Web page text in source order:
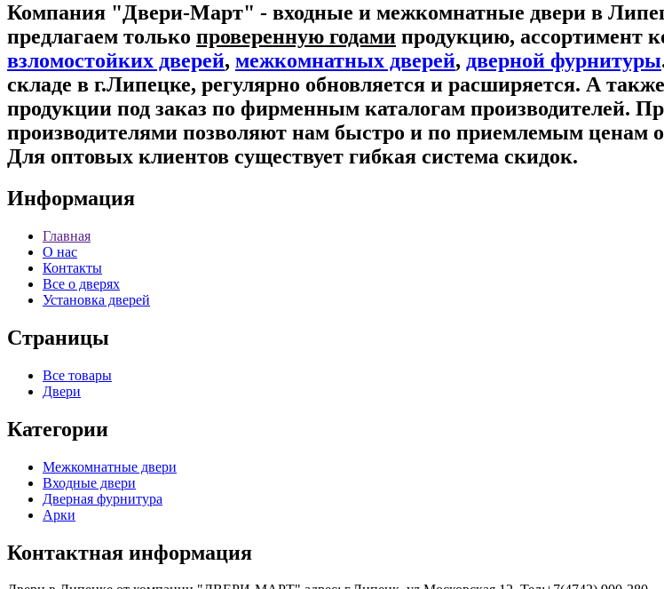
Компания "Двери-Март" - входные и межкомнатные двери в
предлагаем только проверенную годами продукцию, ассортимент
взломостойких дверей, межкомнатных дверей, дверной фурнитуры
складе в г.Липецке, регулярно обновляется и расширяется. А
продукции под заказ по фирменным каталогам производителей.
производителями позволяют нам быстро и по приемлемым ценам
Для оптовых клиентов существует гибкая система скидок.
Информация
Главная
О нас
Контакты
Все о дверях
Установка дверей
Страницы
Все товары
Двери
Категории
Межкомнатные двери
Входные двери
Дверная фурнитура
Арки
Контактная информация